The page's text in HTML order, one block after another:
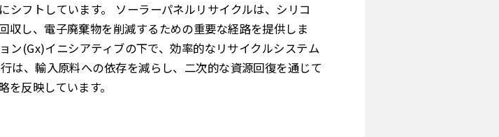
フトしています。 ソーラーパネルリサイクルは、シリコ
収し、電子廃棄物を削減するための重要な経路を提供しま
ン(Gx)イニシアティブの下で、効率的なリサイクルシステム
は、輸入原料への依存を減らし、二次的な資源回復を通じて
反映しています。